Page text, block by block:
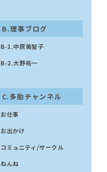
B.理事ブログ
B-1.中原美智子
B-2.大野祐一
C.多胎チャンネル
お仕事
お出かけ
コミュニティ/サークル
ねんね